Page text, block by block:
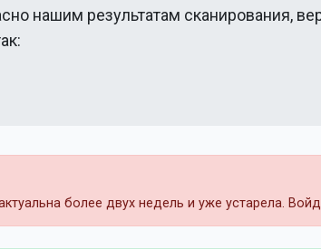
нашим результатам сканирования,
более двух недель и уже устарела.